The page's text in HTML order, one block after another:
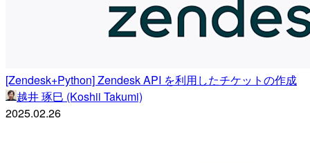
[Zendesk+Python] Zendesk API を利用したチケットの作成
越井 琢巳 (Koshii Takumi)
2025.02.26